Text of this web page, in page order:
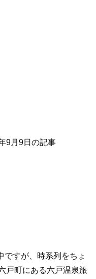
9月9日の記事
ですが、時系列をちょ
戸町にある六戸温泉旅